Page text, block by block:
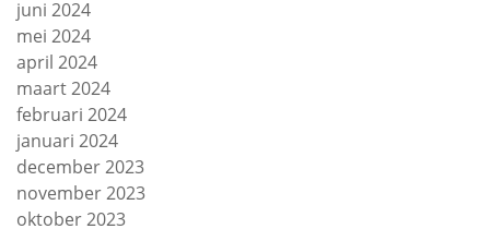
juni 2024
mei 2024
april 2024
maart 2024
februari 2024
januari 2024
december 2023
november 2023
oktober 2023